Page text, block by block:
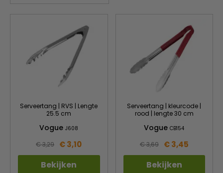
Serveertang | RVS | Lengte
25.5 cm
VogueJ608
€ 3,29 € 3,10
Bekijken
Serveertang | kleurcode |
rood | lengte 30 cm
VogueCB154
€ 3,69 € 3,45
Bekijken